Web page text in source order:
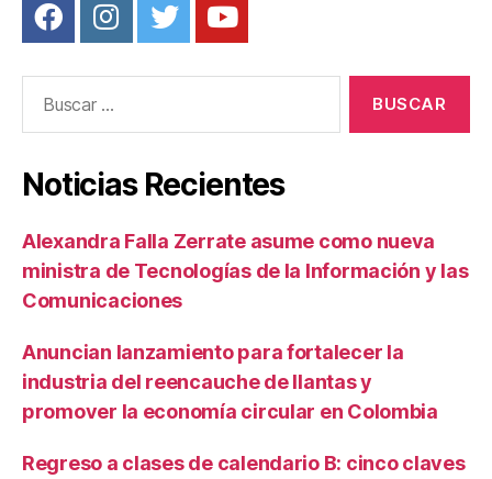
Noticias Recientes
Alexandra Falla Zerrate asume como nueva
ministra de Tecnologías de la Información y las
Comunicaciones
Anuncian lanzamiento para fortalecer la
industria del reencauche de llantas y
promover la economía circular en Colombia
Regreso a clases de calendario B: cinco claves